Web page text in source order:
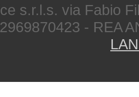
s.r.l.s. via Fabio
- REA